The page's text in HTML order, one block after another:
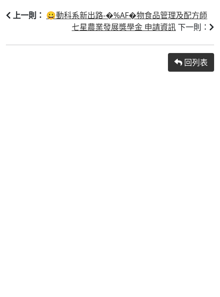
上一則：
😀動科系新出路-�%AF�物食品管理及配方師
七星農業發展獎學金 申請資訊下一則：
回列表